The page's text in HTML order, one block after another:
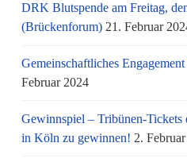
DRK Blutspende am Freitag,
(Brückenforum) 21. Februar
Gemeinschaftliches
Februar 2024
Gewinnspiel – Tribünen-Tickets
in Köln zu gewinnen! 2.